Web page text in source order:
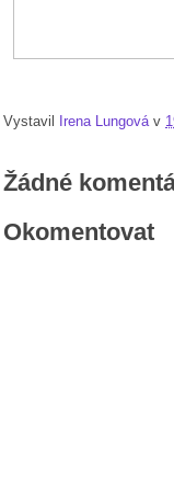
Vystavil Irena Lungová v
Žádné
Okomentovat